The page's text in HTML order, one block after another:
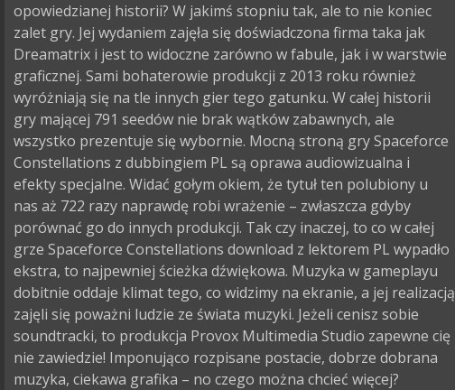
opowiedzianej historii? W jakimś stopniu tak, ale to nie koniec
zalet gry. Jej wydaniem zajęła się doświadczona firma taka jak
Dreamatrix i jest to widoczne zarówno w fabule, jak i w warstwie
graficznej. Sami bohaterowie produkcji z 2013 roku również
wyróżniają się na tle innych gier tego gatunku. W całej historii
gry mającej 791 seedów nie brak wątków zabawnych, ale
wszystko prezentuje się wybornie. Mocną stroną gry Spaceforce
Constellations z dubbingiem PL są oprawa audiowizualna i
efekty specjalne. Widać gołym okiem, że tytuł ten polubiony u
nas aż 722 razy naprawdę robi wrażenie – zwłaszcza gdyby
porównać go do innych produkcji. Tak czy inaczej, to co w całej
grze Spaceforce Constellations download z lektorem PL wypadło
ekstra, to najpewniej ścieżka dźwiękowa. Muzyka w gameplayu
dobitnie oddaje klimat tego, co widzimy na ekranie, a jej realizacją
zajęli się poważni ludzie ze świata muzyki. Jeżeli cenisz sobie
soundtracki, to produkcja Provox Multimedia Studio zapewne cię
nie zawiedzie! Imponująco rozpisane postacie, dobrze dobrana
muzyka, ciekawa grafika – no czego można chcieć więcej?